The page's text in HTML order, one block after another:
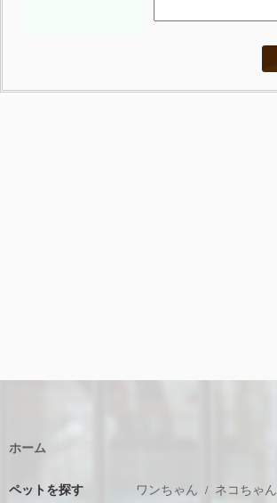
ホーム
ペットを探す ワンちゃん ネコちゃん